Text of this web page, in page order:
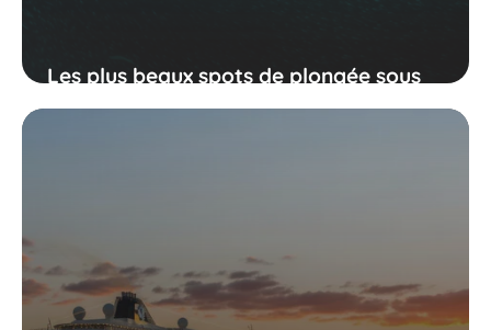
Les plus beaux spots de plongée sous
marine